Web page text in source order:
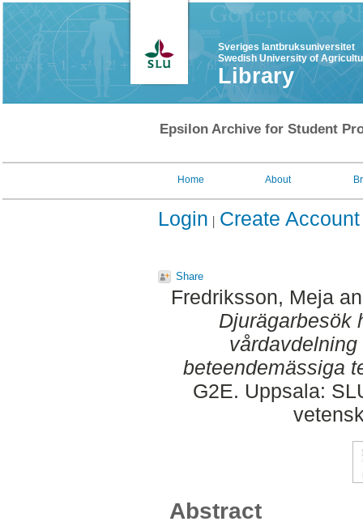
Sveriges lantbruksuniversitet
Swedish University of
Library
Epsilon Archive for Student
Home About
Login Create Account
Share
Fredriksson, Meja
Djurägarbesök
beteendemässiga
G2E. Uppsala:
Abstract